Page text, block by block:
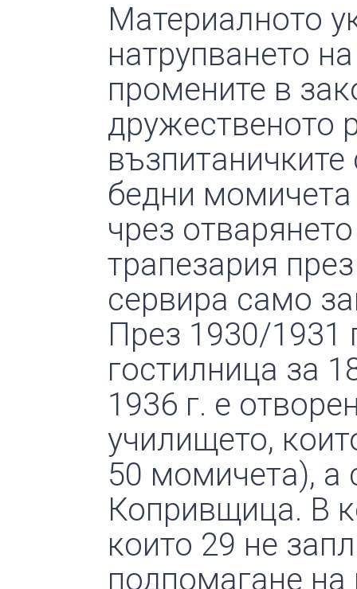
Материалното
натрупването
промените в
дружественото
бедни момичета
чрез
трапезария
сервира само
През 1930/1931
гостилница за
1936 г. е
училището,
50 момичета), а
Копривщица. В
които 29 не
подпомагане